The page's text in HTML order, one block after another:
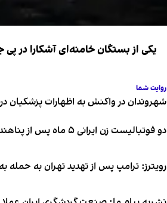
یکی از بستگان خامنه‌ای آشکارا در
روایت شما
شهروندان در واکنش به اظهارات پزشکیان
دو فوتبالیست زن ایرانی ۵ ماه پس از پناهندگی، شهروند استرالیا شدند
رویترز: ترامپ پس از تهدید تهران به